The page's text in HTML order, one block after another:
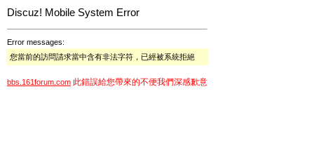
Discuz! Mobile System Error
Error messages:
您當前的訪問請求當中含有非法字符，已經被系統拒絕
bbs.161forum.com 此錯誤給您帶來的不便我們深感歉意